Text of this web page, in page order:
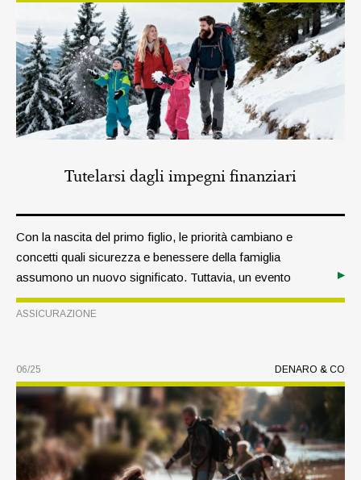
Tutelarsi dagli impegni finanziari
Con la nascita del primo figlio, le priorità cambiano e
concetti quali sicurezza e benessere della famiglia
assumono un nuovo significato. Tuttavia, un evento
accidentale, come la perdita del lavoro, può avere gravi
conseguenze sulla serenità familiare: grazie a una
ASSICURAZIONE
DENARO & CO
06/25